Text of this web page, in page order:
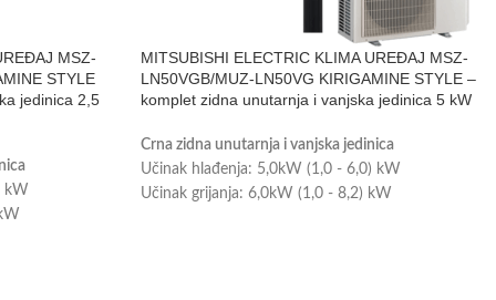
MSZ-
STYLE
jedinica 2,5
kW
MITSUBISHI ELECTRIC KLIMA UREĐAJ MSZ-
LN50VGB/MUZ-LN50VG KIRIGAMINE STYLE –
komplet zidna unutarnja i vanjska jedinica 5 kW
Crna zidna unutarnja i vanjska jedinica
Učinak hlađenja: 5,0kW (1,0 - 6,0) kW
Učinak grijanja: 6,0kW (1,0 - 8,2) kW